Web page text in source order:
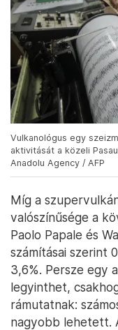
Vulkanológus egy
aktivitását a közeli
Anadolu Agency / AFP
Míg a
valószínűsége a
Paolo Papale és
számításai szerint
3,6%. Persze egy
legyinthet,
rámutatnak:
nagyobb lehetett.